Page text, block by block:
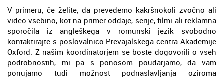
V primeru, če želite, da prevedemo kakršnokoli zvočno ali
video vsebino, kot na primer oddaje, serije, filmi ali reklamna
sporočila iz angleškega v romunski jezik svobodno
kontaktirajte s poslovalnico Prevajalskega centra Akademije
Oxford. Z našim koordinatorjem se boste dogovorili o vseh
podrobnostih, mi pa s ponosom poudarjamo, da vam
ponujamo tudi možnost podnaslavljanja oziroma